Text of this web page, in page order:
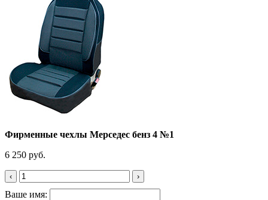
Фирменные чехлы Мерседес бенз 4 №1
6 250 руб.
‹ ›
Ваше имя: